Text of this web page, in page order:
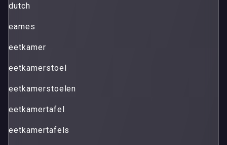
dutch
eames
eetkamer
eetkamerstoel
eetkamerstoelen
eetkamertafel
eetkamertafels